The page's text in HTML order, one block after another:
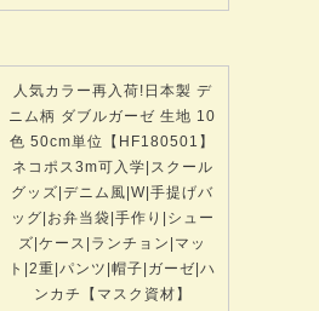
人気カラー再入荷!日本製 デ
ニム柄 ダブルガーゼ 生地 10
色 50cm単位【HF180501】
ネコポス3m可入学|スクール
グッズ|デニム風|W|手提げバ
ッグ|お弁当袋|手作り|シュー
ズ|ケース|ランチョン|マッ
ト|2重|パンツ|帽子|ガーゼ|ハ
ンカチ【マスク資材】